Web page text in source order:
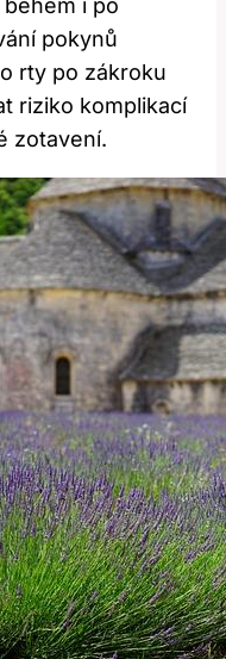
i po
pokynů
rty po zákroku
riziko komplikací
zotavení.